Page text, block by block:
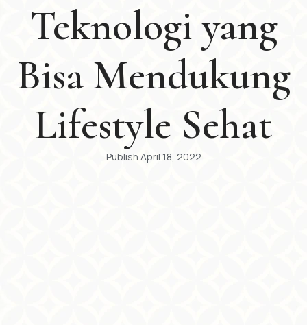
Teknologi yang
Bisa Mendukung
Lifestyle Sehat
Publish April 18, 2022